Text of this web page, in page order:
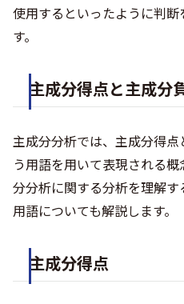
使用するといったように判
す。
主成分得点と主成分
主成分分析では、主成分得
う用語を用いて表現される
分分析に関する分析を理解
用語についても解説します。
主成分得点